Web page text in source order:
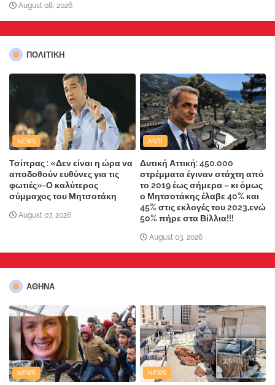
August 08, 2026
ΠΟΛΙΤΙΚΗ
NEWS
Τσίπρας : «Δεν είναι η ώρα να
αποδοθούν ευθύνες για τις
φωτιές»-Ο καλύτερος
σύμμαχος του Μητσοτάκη
August 07, 2026
ANTI
Δυτική Αττική: 450.000
στρέμματα έγιναν στάχτη από
το 2019 έως σήμερα – κι όμως
ο Μητσοτάκης έλαβε 40% και
45% στις εκλογές του 2023,ενώ
50% πήρε στα Βίλλια!!!
August 03, 2026
ΑΘΗΝΑ
NEWS NEWS